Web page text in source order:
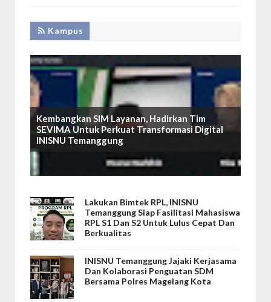
Kampus
Kembangkan SIM Layanan, Hadirkan Tim
SEVIMA Untuk Perkuat Transformasi Digital
INISNU Temanggung
Lakukan Bimtek RPL, INISNU
Temanggung Siap Fasilitasi Mahasiswa
RPL S1 Dan S2 Untuk Lulus Cepat Dan
Berkualitas
INISNU Temanggung Jajaki Kerjasama
Dan Kolaborasi Penguatan SDM
Bersama Polres Magelang Kota